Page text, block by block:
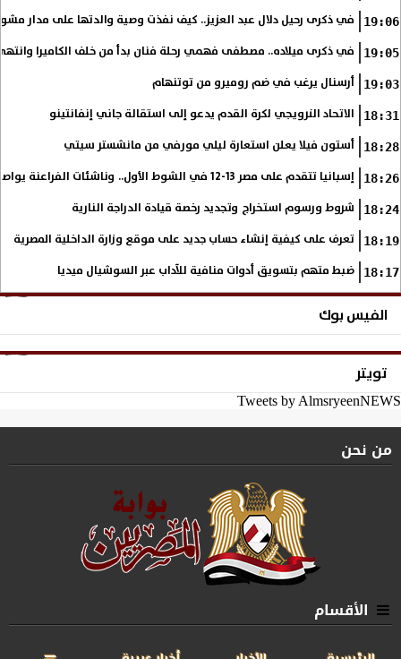
19:06 في ذكرى رحيل دلال عبد العزيز.. كيف نفذت وصية والدتها على مدار
19:05 في ذكرى ميلاده.. مصطفى فهمي رحلة فنان بدأ من خلف الكاميرا وانتهى
19:03 أرسنال يرغب في ضم روميرو من توتنهام
18:31 الاتحاد النرويجي لكرة القدم يدعو إلى استقالة جاني إنفانتينو
18:28 أستون فيلا يعلن استعارة ليلي مورفي من مانشستر سيتي
18:26 إسبانيا تتقدم على مصر 13-12 في الشوط الأول.. وناشئات الفراعنة يواصلن حلم بلوغ نهائي مونديال اليد
18:24 شروط ورسوم استخراج وتجديد رخصة قيادة الدراجة النارية
18:19 تعرف على كيفية إنشاء حساب جديد على موقع وزارة الداخلية المصرية
18:17 ضبط متهم بتسويق أدوات منافية للآداب عبر السوشيال ميديا
الفيس بوك
تويتر
Tweets by AlmsryeenNEWS
من نحن
الأقسام